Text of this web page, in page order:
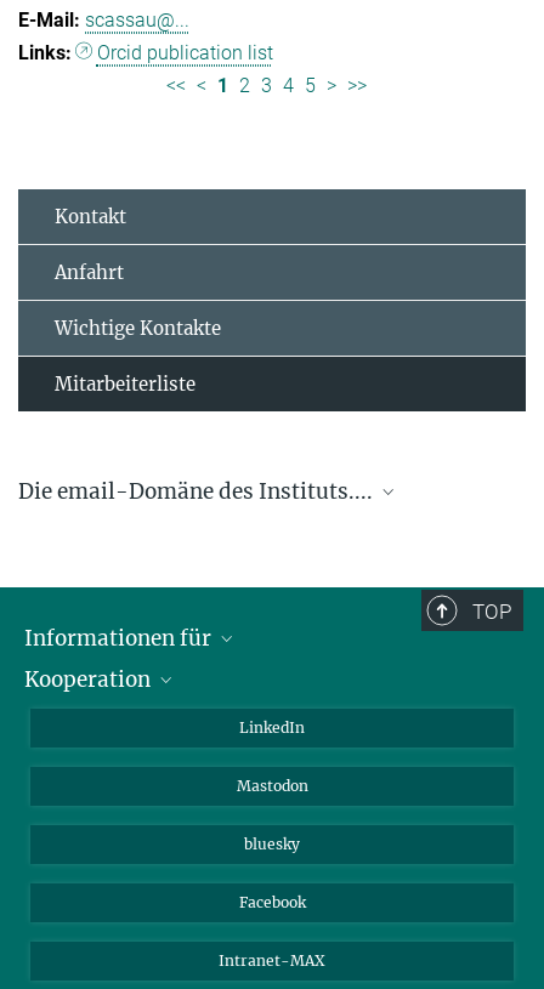
scassau@...
Orcid publication list
<< < 1 2 3 4 5 > >>
Kontakt
Anfahrt
Wichtige Kontakte
Mitarbeiterliste
Die email-Domäne des Instituts....
TOP
Informationen für
Journalisten
Kooperation
Beutenberg Campus e.V.
LinkedIn
Mastodon
bluesky
Facebook
Intranet-MAX